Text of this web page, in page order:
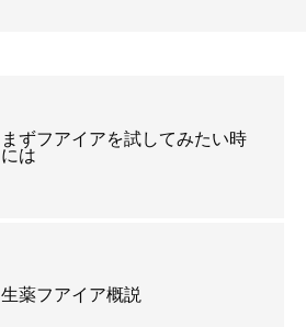
まずフアイアを試してみたい時
には
生薬フアイア概説